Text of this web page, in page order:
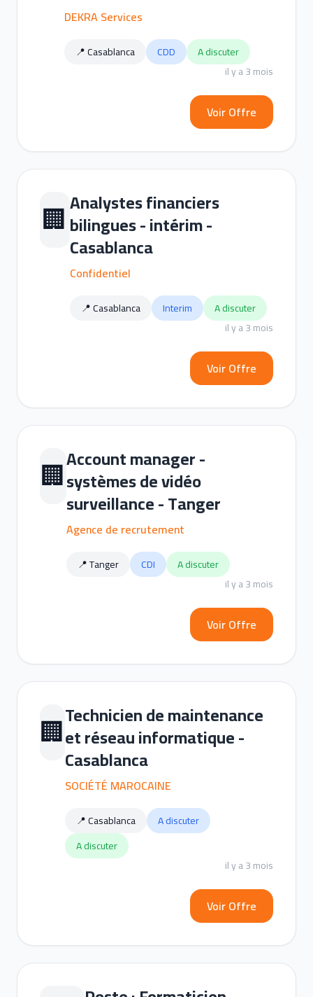
DEKRA Services
📍 Casablanca CDD
A discuter
il y a 3 mois
Voir Offre
🏢Analystes financiers
bilingues - intérim -
Casablanca
Confidentiel
📍 Casablanca Interim
A discuter
il y a 3 mois
Voir Offre
🏢Account manager -
systèmes de vidéo
surveillance - Tanger
Agence de recrutement
📍 Tanger CDI
A discuter
il y a 3 mois
Voir Offre
🏢Technicien de maintenance
et réseau informatique -
Casablanca
SOCIÉTÉ MAROCAINE
📍 Casablanca
A discuter
A discuter
il y a 3 mois
Voir Offre